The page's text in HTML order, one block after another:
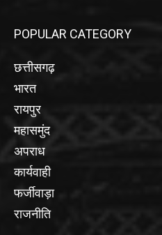
POPULAR CATEGORY
छत्तीसगढ़
भारत
रायपुर
महासमुंद
अपराध
कार्यवाही
फर्जीवाड़ा
राजनीति